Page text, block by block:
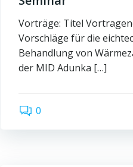
Vorträge: Titel
Vorschläge für die
Behandlung von
der MID Adunka […]
0